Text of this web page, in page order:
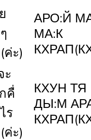
ค่ะ)
АРО:Й
МА:К
คื่
ร
ค่ะ)
КХУН ТЯ
ДЫ:М